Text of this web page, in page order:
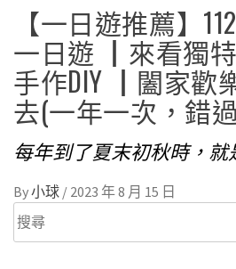
【一日遊推薦】
一日遊 ┃來看獨
手作DIY ┃闔家歡
去(一年一次，錯
每年到了夏末初秋時，就
By小球 / 2023 年 8 月 15 日
搜
尋